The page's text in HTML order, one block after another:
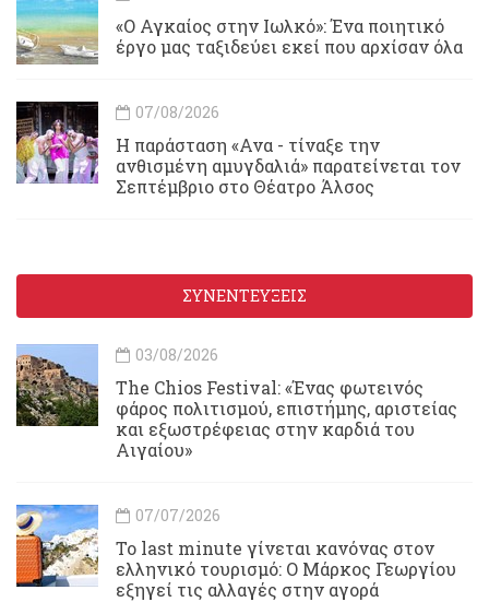
«Ο Αγκαίος στην Ιωλκό»: Ένα ποιητικό
έργο μας ταξιδεύει εκεί που αρχίσαν όλα
07/08/2026
Η παράσταση «Ανα - τίναξε την
ανθισμένη αμυγδαλιά» παρατείνεται τον
Σεπτέμβριο στο Θέατρο Άλσος
ΣΥΝΕΝΤΕΥΞΕΙΣ
03/08/2026
Τhe Chios Festival: «Ένας φωτεινός
φάρος πολιτισμού, επιστήμης, αριστείας
και εξωστρέφειας στην καρδιά του
Αιγαίου»
07/07/2026
Το last minute γίνεται κανόνας στον
ελληνικό τουρισμό: Ο Μάρκος Γεωργίου
εξηγεί τις αλλαγές στην αγορά